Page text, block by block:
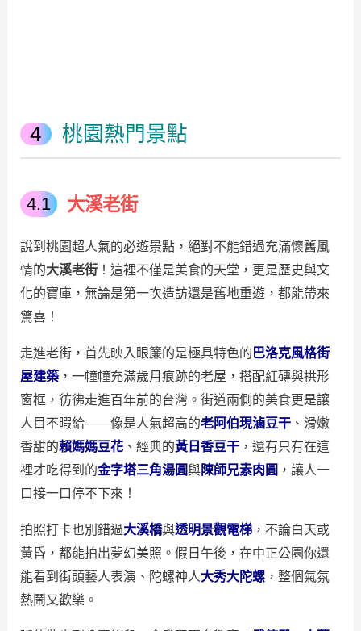
桃園熱門景點
大溪老街
說到桃園超人氣的必遊景點，絕對不能錯過充滿懷舊風
情的大溪老街！這裡不僅是美食的天堂，更是歷史與文
化的寶庫，無論是第一次造訪還是舊地重遊，都能帶來
驚喜！
走進老街，首先映入眼簾的是極具特色的 巴洛克風格街
屋建築，一幢幢充滿歲月痕跡的老屋，搭配紅磚與拱形
窗框，彷彿走進百年前的台灣。街道兩側的美食更是讓
人目不暇給——像是人氣超高的老阿伯現滷豆干、滑嫩
香甜的賴媽媽豆花、經典的黃日香豆干，還有只有在這
裡才吃得到的金字塔三角湯圓與陳師兄素肉圓 ，讓人一
口接一口停不下來！
拍照打卡也別錯過大溪橋與透明景觀電梯，不論白天或
黃昏，都能拍出夢幻美照。假日午後，在中正公園你還
能看到街頭藝人表演、陀螺神人大秀大陀螺，整個氣氛
熱鬧又歡樂。